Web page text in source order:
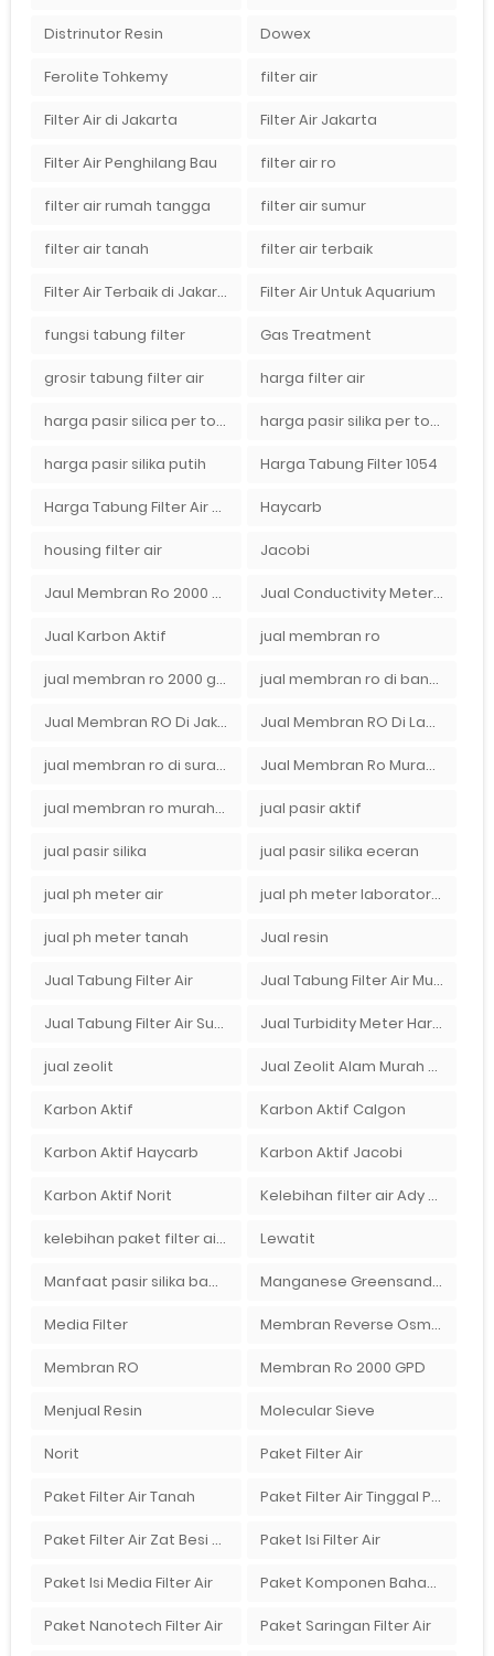
Distrinutor Resin Dowex
Ferolite Tohkemy filter air
Filter Air di Jakarta Filter Air Jakarta
Filter Air Penghilang Bau filter air ro
filter air rumah tangga filter air sumur
filter air tanah filter air terbaik
Filter Air Terbaik di Jakarta Filter Air Untuk Aquarium
fungsi tabung filter Gas Treatment
grosir tabung filter air harga filter air
harga pasir silica per ton per kg harga pasir silika per ton per kg
harga pasir silika putih Harga Tabung Filter 1054
Harga Tabung Filter Air Sumur Haycarb
housing filter air Jacobi
Jaul Membran Ro 2000 GPD Harga Murah Jual Conductivity Meter Lutron
Jual Karbon Aktif jual membran ro
jual membran ro 2000 gpd murah jual membran ro di bandung
Jual Membran RO Di Jakarta Selatan Jual Membran RO Di Lampung
jual membran ro di surabaya Jual Membran Ro Murah : 082140002080
jual membran ro murah surabaya jual pasir aktif
jual pasir silika jual pasir silika eceran
jual ph meter air jual ph meter laboratorium
jual ph meter tanah Jual resin
Jual Tabung Filter Air Jual Tabung Filter Air Murah
Jual Tabung Filter Air Surabaya Jual Turbidity Meter Harga Murah Di Sulawesi
jual zeolit Jual Zeolit Alam Murah Di Surabaya
Karbon Aktif Karbon Aktif Calgon
Karbon Aktif Haycarb Karbon Aktif Jacobi
Karbon Aktif Norit Kelebihan filter air Ady Water untuk menyaring air sumur bor di rumah"
kelebihan paket filter air Ady Water Lewatit
Manfaat pasir silika bagi kehidupan Manganese Greensand Plus
Media Filter Membran Reverse Osmosis
Membran RO Membran Ro 2000 GPD
Menjual Resin Molecular Sieve
Norit Paket Filter Air
Paket Filter Air Tanah Paket Filter Air Tinggal Pasang
Paket Filter Air Zat Besi Tinggi Paket Isi Filter Air
Paket Isi Media Filter Air Paket Komponen Bahan Filter Air
Paket Nanotech Filter Air Paket Saringan Filter Air